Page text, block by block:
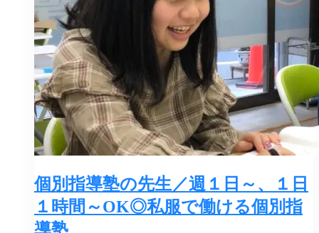
個別指導塾の先生／週１日～、１日
１時間～OK◎私服で働ける個別指
導塾